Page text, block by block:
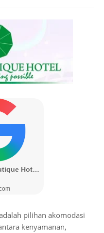
pilihan akomodasi
kenyamanan,